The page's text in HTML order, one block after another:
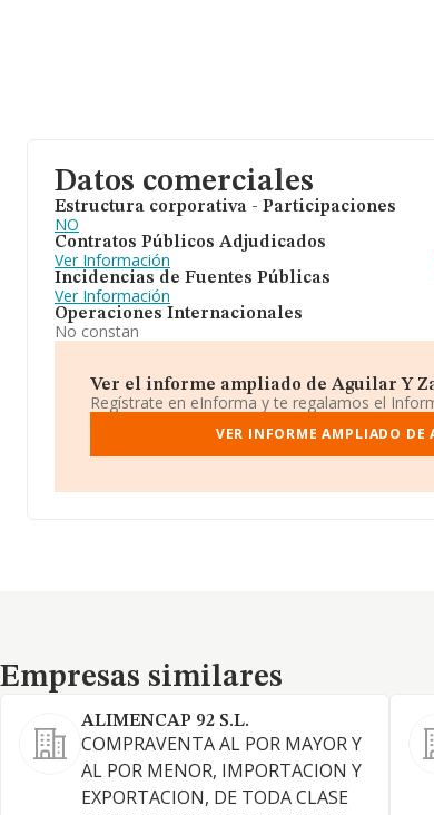
Datos comerciales
Estructura corporativa - Participaciones
NO
Contratos Públicos Adjudicados
Ver Información
Incidencias de Fuentes Públicas
Ver Información
Operaciones Internacionales
No constan
Ver el informe ampliado de Aguilar Y
Regístrate en eInforma y te regalamos el
VER INFORME AMPLIADO DE
Empresas similares
Empresas similares
ALIMENCAP 92 S.L.
COMPRAVENTA AL POR MAYOR Y
AL POR MENOR, IMPORTACION Y
EXPORTACION, DE TODA CLASE